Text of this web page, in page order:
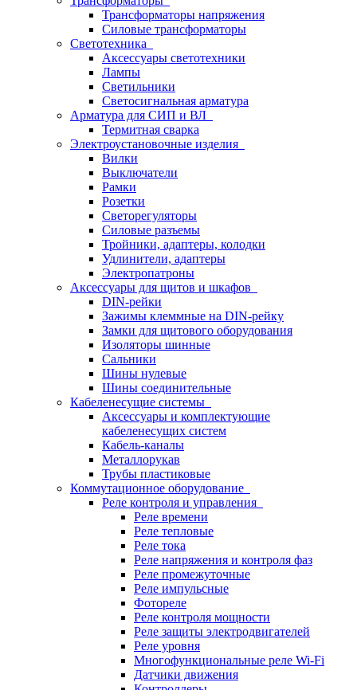
Трансформаторы напряжения
Силовые трансформаторы
Светотехника
Аксессуары светотехники
Лампы
Светильники
Светосигнальная арматура
Арматура для СИП и ВЛ
Термитная сварка
Электроустановочные изделия
Вилки
Выключатели
Рамки
Розетки
Светорегуляторы
Силовые разъемы
Тройники, адаптеры, колодки
Удлинители, адаптеры
Электропатроны
Аксессуары для щитов и шкафов
DIN-рейки
Зажимы клеммные на DIN-рейку
Замки для щитового оборудования
Изоляторы шинные
Сальники
Шины нулевые
Шины соединительные
Кабеленесущие системы
Аксессуары и комплектующие
кабеленесущих систем
Кабель-каналы
Металлорукав
Трубы пластиковые
Коммутационное оборудование
Реле контроля и управления
Реле времени
Реле тепловые
Реле тока
Реле напряжения и контроля фаз
Реле промежуточные
Реле импульсные
Фотореле
Реле контроля мощности
Реле защиты электродвигателей
Реле уровня
Многофункциональные реле Wi-Fi
Датчики движения